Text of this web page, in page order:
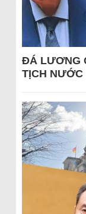
ĐÁ LƯƠNG
TỊCH NƯỚC